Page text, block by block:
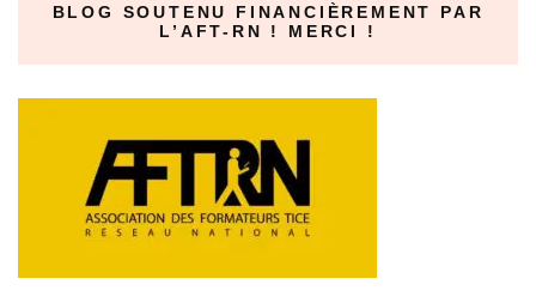
BLOG SOUTENU FINANCIÈREMENT PAR
L’AFT-RN ! MERCI !